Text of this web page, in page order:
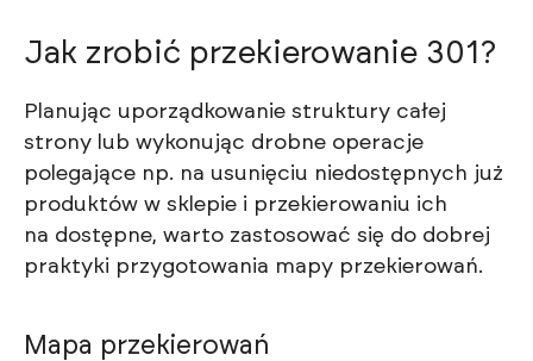
Jak zrobić przekierowanie 301?
Planując uporządkowanie struktury całej
strony lub wykonując drobne operacje
polegające np. na usunięciu niedostępnych już
produktów w sklepie i przekierowaniu ich
na dostępne, warto zastosować się do dobrej
praktyki przygotowania mapy przekierowań.
Mapa przekierowań